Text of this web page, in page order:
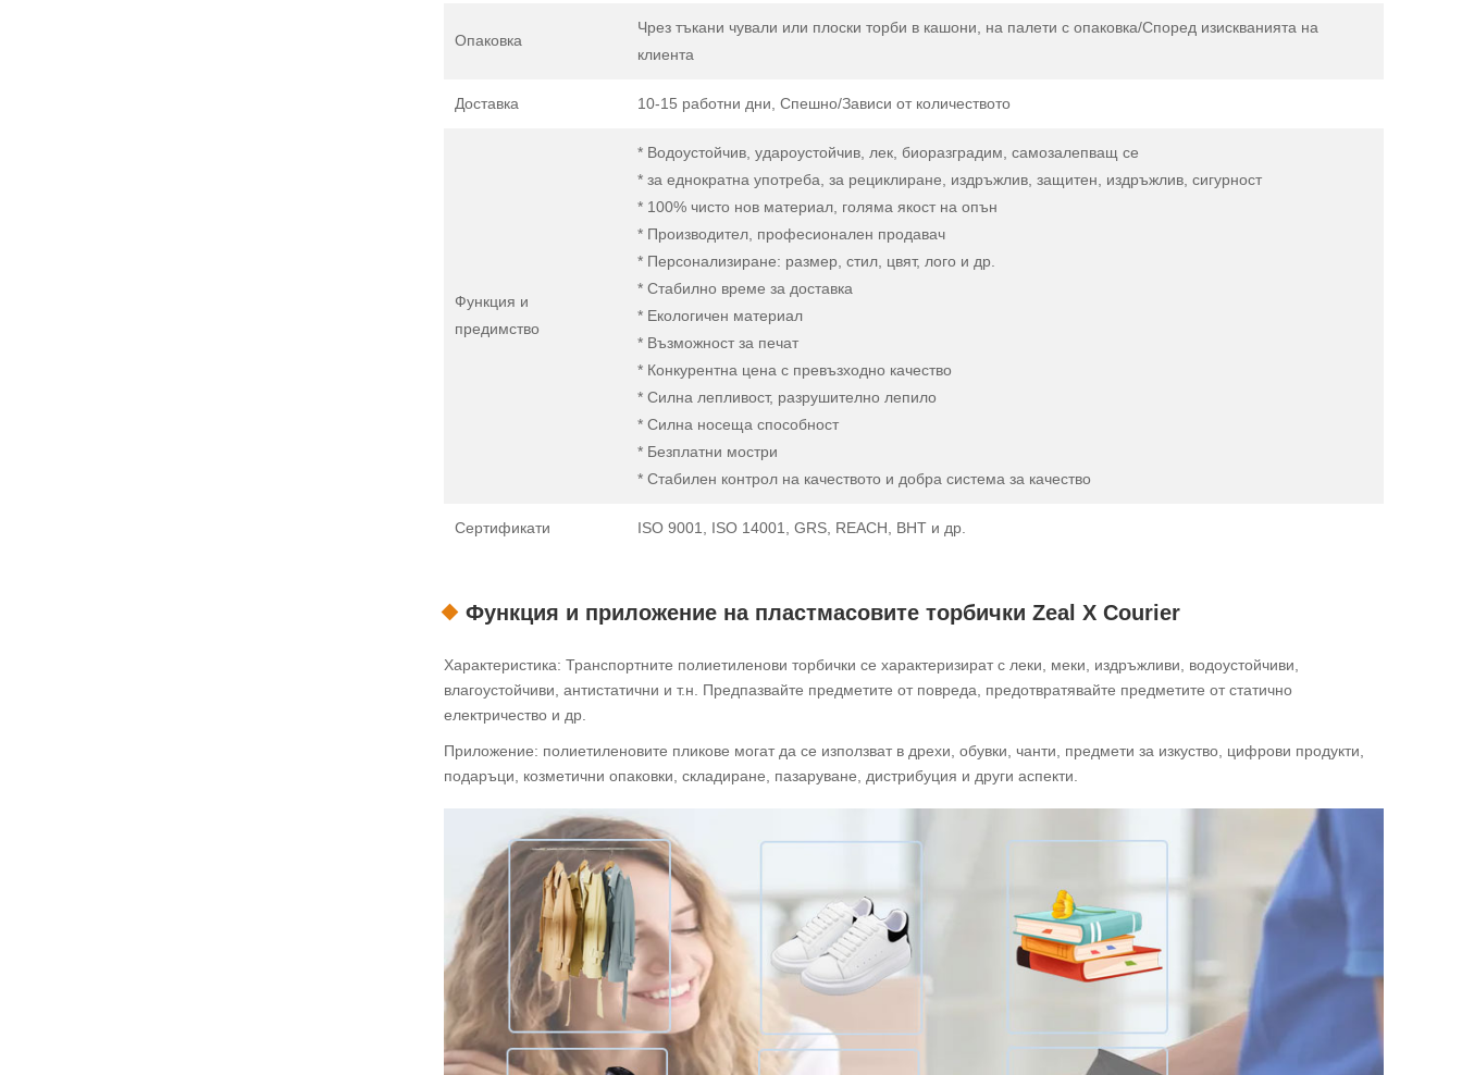
Опаковка
Чрез тъкани чували или плоски торби в кашони, на палети с опаковка/Според изискванията на
клиента
Доставка 10-15 работни дни, Спешно/Зависи от количеството
Функция и
предимство
* Водоустойчив, удароустойчив, лек, биоразградим, самозалепващ се
* за еднократна употреба, за рециклиране, издръжлив, защитен, издръжлив, сигурност
* 100% чисто нов материал, голяма якост на опън
* Производител, професионален продавач
* Персонализиране: размер, стил, цвят, лого и др.
* Стабилно време за доставка
* Екологичен материал
* Възможност за печат
* Конкурентна цена с превъзходно качество
* Силна лепливост, разрушително лепило
* Силна носеща способност
* Безплатни мостри
* Стабилен контрол на качеството и добра система за качество
Сертификати ISO 9001, ISO 14001, GRS, REACH, BHT и др.
Функция и приложение на пластмасовите торбички Zeal X Courier
Характеристика: Транспортните полиетиленови торбички се характеризират с леки, меки, издръжливи, водоустойчиви,
влагоустойчиви, антистатични и т.н. Предпазвайте предметите от повреда, предотвратявайте предметите от статично
електричество и др.
Приложение: полиетиленовите пликове могат да се използват в дрехи, обувки, чанти, предмети за изкуство, цифрови продукти,
подаръци, козметични опаковки, складиране, пазаруване, дистрибуция и други аспекти.